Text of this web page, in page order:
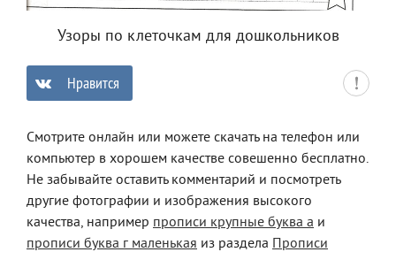
Узоры по клеточкам для дошкольников
Нравится
Смотрите онлайн или можете скачать на телефон или
компьютер в хорошем качестве совешенно бесплатно.
Не забывайте оставить комментарий и посмотреть
другие фотографии и изображения высокого
качества, например прописи крупные буква а и
прописи буква г маленькая из раздела Прописи